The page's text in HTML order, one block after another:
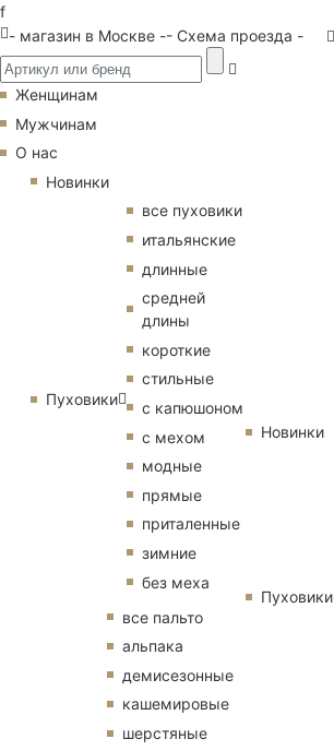
f
- магазин в Москве -- Схема проезда -
Женщинам
Мужчинам
О нас
Новинки
Пуховики
все пуховики
итальянские
длинные
средней
длины
короткие
стильные
с капюшоном
с мехом
модные
прямые
приталенные
зимние
без меха
все пальто
альпака
демисезонные
кашемировые
шерстяные
Новинки
Пуховики